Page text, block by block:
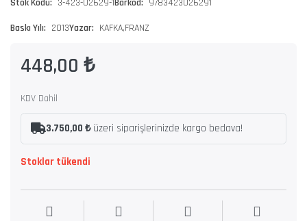
Baskı Yılı: 2013Yazar: KAFKA,FRANZ
448,00 ₺
KDV Dahil
3.750,00 ₺üzeri siparişlerinizde kargo bedava!
Stoklar tükendi